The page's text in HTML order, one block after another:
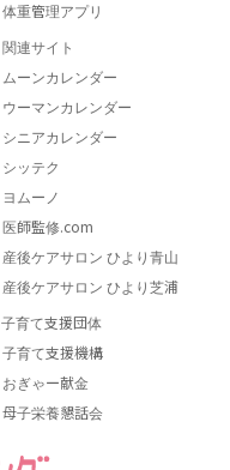
体重管理アプリ
関連サイト
ムーンカレンダー
ウーマンカレンダー
シニアカレンダー
シッテク
ヨムーノ
医師監修.com
産後ケアサロン ひより青山
産後ケアサロン ひより芝浦
子育て支援団体
子育て支援機構
おぎゃー献金
母子栄養懇話会